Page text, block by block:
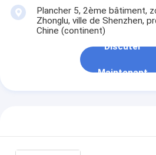
Plancher 5, 2ème bâtiment,
Zhonglu, ville de Shenzhen,
Chine (continent)
Discuter
Maintenant